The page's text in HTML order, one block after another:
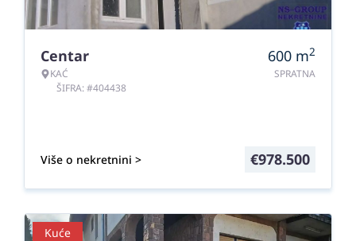
Centar
KAĆ
ŠIFRA: #404438
600 m2
SPRATNA
Više o nekretnini > €978.500
Kuće